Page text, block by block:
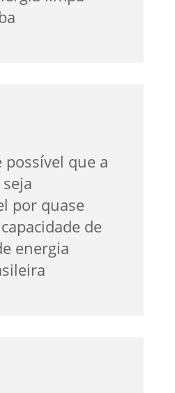
possível que a
por quase
de
energia